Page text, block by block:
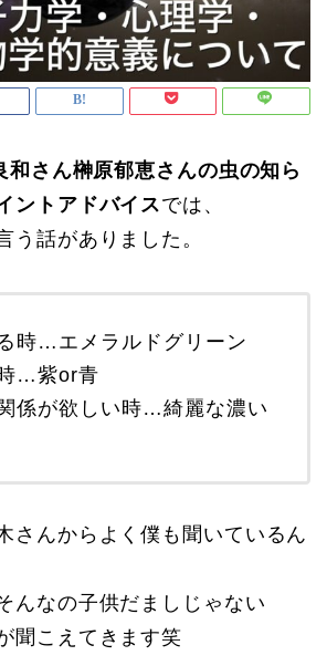
和さん榊原郁恵さんの虫の知ら
ントアドバイスでは、
う話がありました。
時…エメラルドグリーン
…紫or青
係が欲しい時…綺麗な濃い
さんからよく僕も聞いているん
んなの子供だましじゃない
聞こえてきます笑